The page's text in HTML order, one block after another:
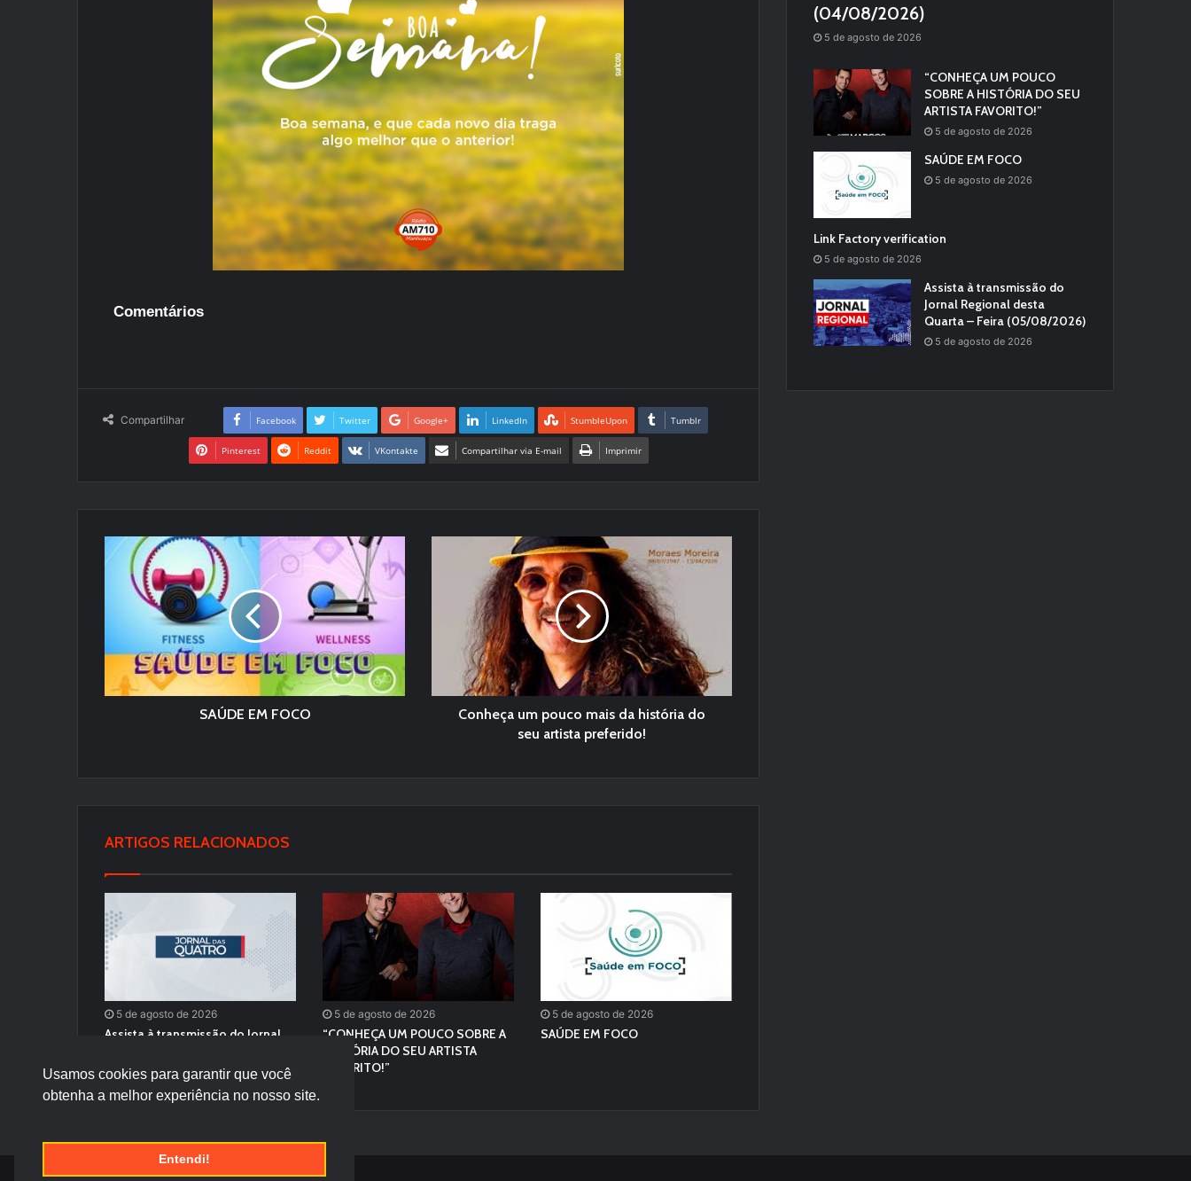
Usamos cookies para garantir que você
obtenha a melhor experiência no nosso site.
Entendi!
Comentários
Compartilhar Facebook Twitter Google+ LinkedIn StumbleUpon Tumblr
Pinterest Reddit VKontakte Compartilhar via E-mail Imprimir
SAÚDE EM FOCO
Conheça um pouco mais da história do
seu artista preferido!
ARTIGOS RELACIONADOS
5 de agosto de 2026
Assista à transmissão do Jornal
(04/08/2026)
5 de agosto de 2026
“CONHEÇA UM POUCO SOBRE A
HISTÓRIA DO SEU ARTISTA
FAVORITO!”
5 de agosto de 2026
SAÚDE EM FOCO
(04/08/2026)
5 de agosto de 2026
“CONHEÇA UM POUCO
SOBRE A HISTÓRIA DO SEU
ARTISTA FAVORITO!”
5 de agosto de 2026
SAÚDE EM FOCO
5 de agosto de 2026
Link Factory verification
5 de agosto de 2026
Assista à transmissão do
Jornal Regional desta
Quarta – Feira (05/08/2026)
5 de agosto de 2026